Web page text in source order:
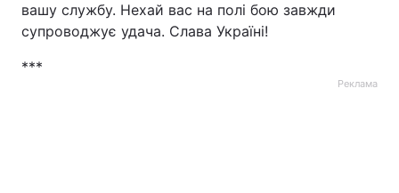
вашу службу. Нехай вас на полі бою завжди
супроводжує удача. Слава Україні!
***
Реклама